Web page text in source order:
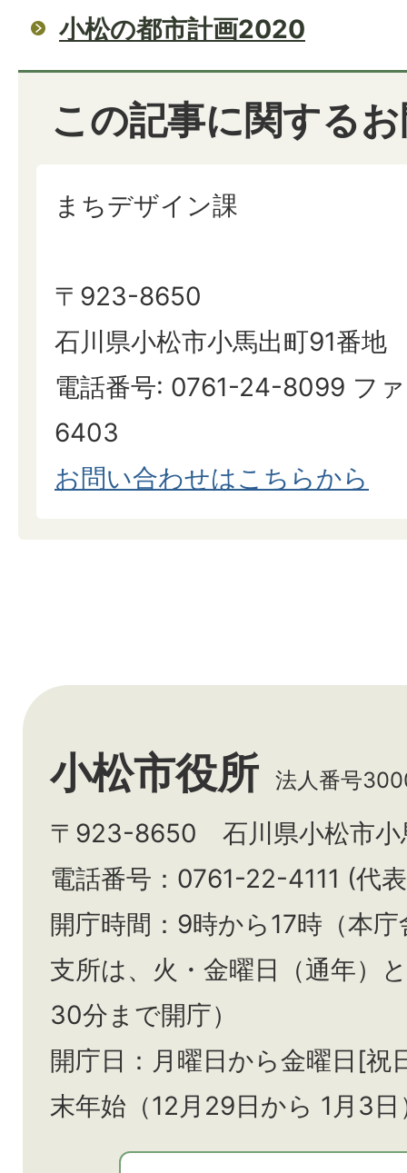
小松の都市計画2020
この記事に関する
まちデザイン課
〒923-8650
石川県小松市小馬出町91番地
電話番号: 0761-24-8099 フ
6403
お問い合わせはこちらから
小松市役所 法人番号
〒923-8650 石川県小松市小
電話番号：0761-22-4111 (代
開庁時間：9時から17時（本
支所は、火・金曜日（通年）と
30分まで開庁）
開庁日：月曜日から金曜日[祝
末年始（12月29日から 1月3